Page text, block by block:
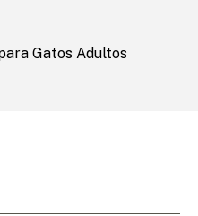
Gatos Adultos